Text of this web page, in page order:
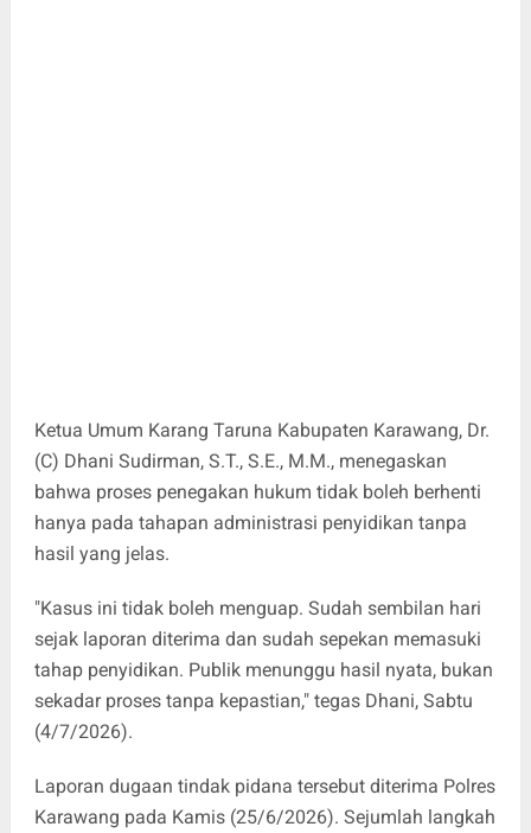
Ketua Umum Karang Taruna Kabupaten Karawang, Dr.
(C) Dhani Sudirman, S.T., S.E., M.M., menegaskan
bahwa proses penegakan hukum tidak boleh berhenti
hanya pada tahapan administrasi penyidikan tanpa
hasil yang jelas.
"Kasus ini tidak boleh menguap. Sudah sembilan hari
sejak laporan diterima dan sudah sepekan memasuki
tahap penyidikan. Publik menunggu hasil nyata, bukan
sekadar proses tanpa kepastian," tegas Dhani, Sabtu
(4/7/2026).
Laporan dugaan tindak pidana tersebut diterima Polres
Karawang pada Kamis (25/6/2026). Sejumlah langkah